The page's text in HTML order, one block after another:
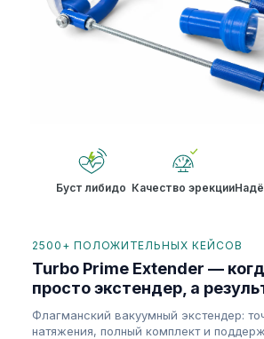
Буст либидо Качество эрекции
2500+ ПОЛОЖИТЕЛЬНЫХ КЕЙСОВ
Turbo Prime Extender —
просто экстендер, а
Флагманский вакуумный экстендер:
натяжения, полный комплект и